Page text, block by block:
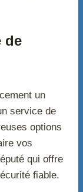
de
un
service de
options
vos
qui offre
fiable.